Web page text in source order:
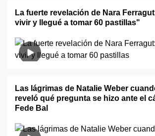
La fuerte revelación de Nara
vivir y llegué a tomar 60 pastillas"
Las lágrimas de Natalie Weber
reveló qué pregunta se hizo ante el
Fede Bal